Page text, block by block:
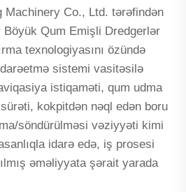
Machinery Co., Ltd. tərəfindən
Qum Emişli Dredgerlər
texnologiyasını özündə
sistemi vasitəsilə
istiqaməti, qum udma
sürəti, kokpitdən nəql edən boru
söndürülməsi vəziyyəti kimi
idarə edə, iş prosesi
əməliyyata şərait yarada